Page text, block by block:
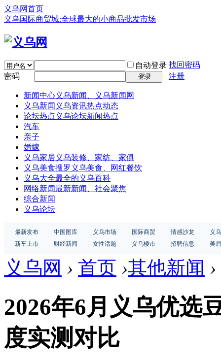
义乌网首页
义乌国际商贸城:全球最大的小商品批发市场
自动登录 找回密码
密码
登录 注册
新闻中心义乌新闻、义乌新闻网
义乌新闻 义乌资讯热点动态
论坛热点 义乌论坛新闻热点
汽车
亲子
婚嫁
义乌家居义乌装修、家纺、家俱
义乌美食搜罗义乌美食、网红餐饮
义乌大全最全的义乌百科
网络新闻最新新闻、社会聚焦
综合新闻
义乌论坛
最新发布 中国图库 义乌市场 国际商贸 情感沙龙
义
新车上市
财经新闻 女性话题 义乌楼市 招聘信息 美
义乌网 › 首页 ›其他新闻 ›
2026年6月义乌优选
度实测对比